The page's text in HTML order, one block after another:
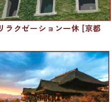
ラクゼーション一休 [京都